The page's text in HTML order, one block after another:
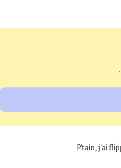
•
P'tain, j'ai